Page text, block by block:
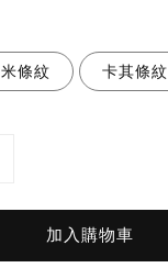
米條紋 卡其條紋
加入購物車